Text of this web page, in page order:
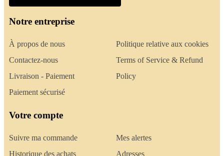
Notre entreprise
À propos de nous
Contactez-nous
Livraison - Paiement
Paiement sécurisé
Politique relative aux cookies
Terms of Service & Refund
Policy
Votre compte
Suivre ma commande
Historique des achats
Mes alertes
Adresses